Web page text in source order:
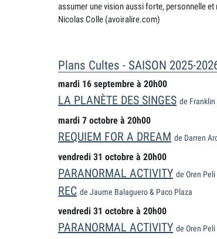
assumer une vision aussi forte, personnelle et
Nicolas Colle (avoiralire.com)
Plans Cultes - SAISON 2025-
mardi 16 septembre à 20h00
LA PLANÈTE DES SINGES de
mardi 7 octobre à 20h00
REQUIEM FOR A DREAM de Darren
vendredi 31 octobre à 20h00
PARANORMAL ACTIVITY de Oren Peli
REC de Jaume Balaguero & Paco Plaza
vendredi 31 octobre à 20h00
PARANORMAL ACTIVITY de Oren Peli